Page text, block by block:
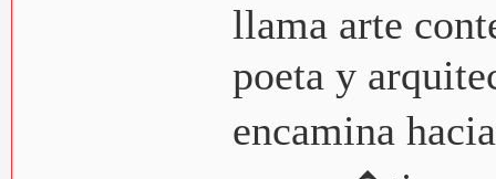
llama arte
poeta y
encamina